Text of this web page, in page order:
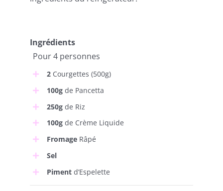
Ingrédients
Pour 4 personnes
2Courgettes (500g)
100gde Pancetta
250gde Riz
100gde Crème Liquide
FromageRâpé
Sel
Pimentd’Espelette